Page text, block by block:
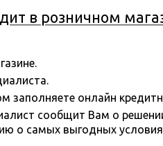
в розничном
онлайн
сообщит Вам о
о самых выгодных